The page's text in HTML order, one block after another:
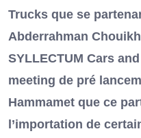
Trucks que se
Abderrahman
SYLLECTUM Cars
meeting de pré
Hammamet que ce
l’importation de